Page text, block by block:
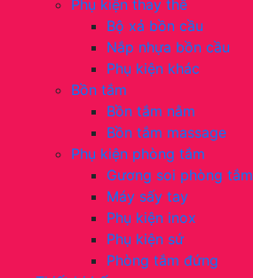
Phụ kiện thay thế
Bộ xả bồn cầu
Nắp nhựa bồn cầu
Phụ kiện khác
Bồn tắm
Bồn tắm nằm
Bồn tắm massage
Phụ kiện phòng tắm
Gương soi phòng tắm
Máy sấy tay
Phụ kiện inox
Phụ kiện sứ
Phòng tắm đứng